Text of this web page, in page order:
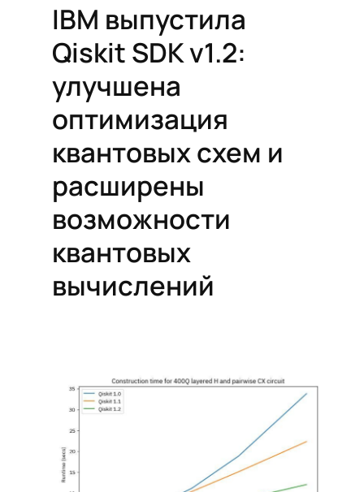
IBM выпустила
Qiskit SDK v1.2:
улучшена
оптимизация
квантовых схем и
расширены
возможности
квантовых
вычислений